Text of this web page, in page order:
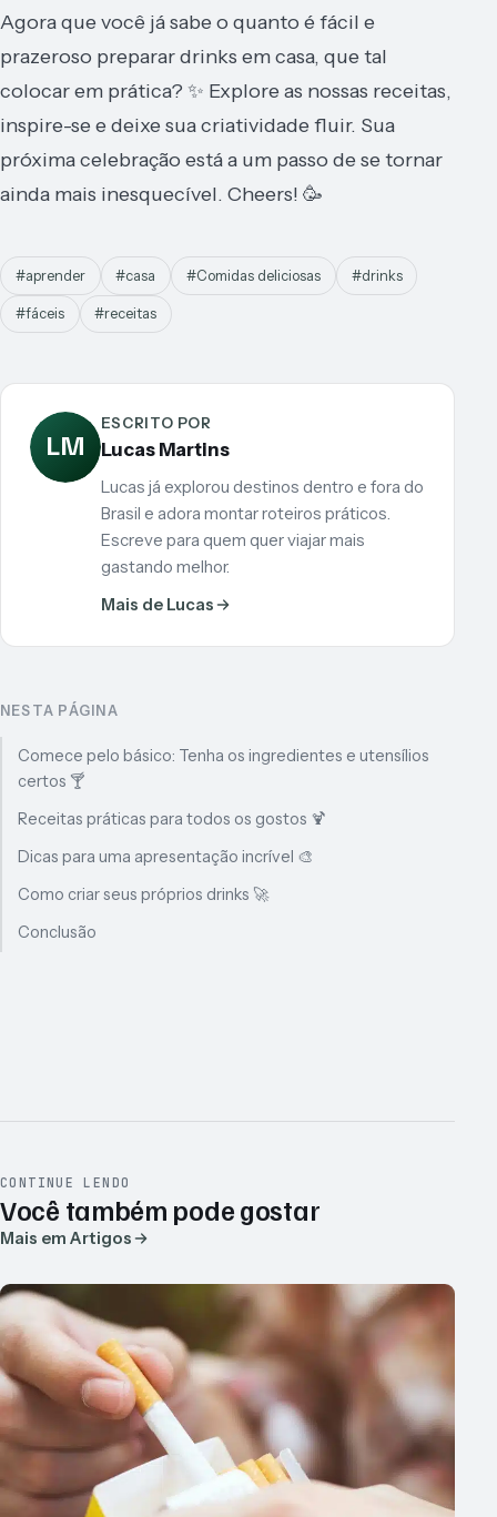
Agora que você já sabe o quanto é fácil e
prazeroso preparar drinks em casa, que tal
colocar em prática? ✨ Explore as nossas receitas,
inspire-se e deixe sua criatividade fluir. Sua
próxima celebração está a um passo de se tornar
ainda mais inesquecível. Cheers! 🥳
#aprender #casa #Comidas deliciosas #drinks
#fáceis #receitas
LM
ESCRITO POR
Lucas Martins
Lucas já explorou destinos dentro e fora do
Brasil e adora montar roteiros práticos.
Escreve para quem quer viajar mais
gastando melhor.
Mais de Lucas
NESTA PÁGINA
Comece pelo básico: Tenha os ingredientes e utensílios
certos 🍸
Receitas práticas para todos os gostos 🍹
Dicas para uma apresentação incrível 🎨
Como criar seus próprios drinks 🚀
Conclusão
CONTINUE LENDO
Você também pode gostar
Mais em Artigos